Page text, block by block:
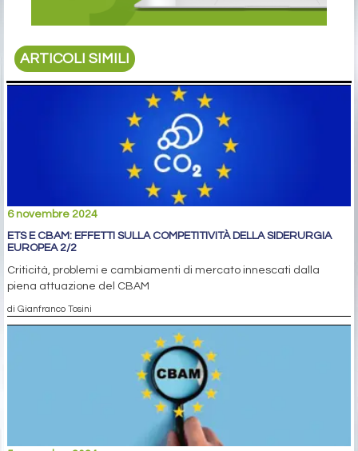
ARTICOLI SIMILI
6 novembre 2024
ETS E CBAM: EFFETTI SULLA COMPETITIVITÀ DELLA SIDERURGIA
EUROPEA 2/2
Criticità, problemi e cambiamenti di mercato innescati dalla
piena attuazione del CBAM
di Gianfranco Tosini